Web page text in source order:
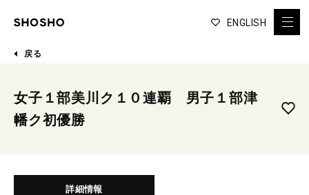
ENGLISH
戻る
女子１部美川ク１０連覇 男子１部津
幡ク初優勝
詳細情報